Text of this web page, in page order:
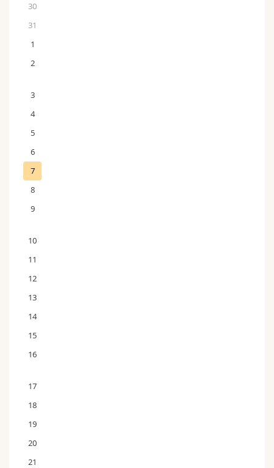
30
31
1
2
3
4
5
6
7
8
9
10
11
12
13
14
15
16
17
18
19
20
21